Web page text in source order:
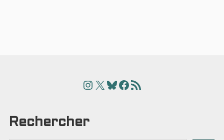
Instagram
X Bluesky
Facebook
Articles
Rechercher